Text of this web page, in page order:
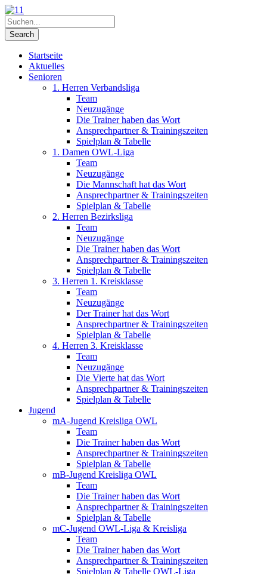
Startseite
Aktuelles
Senioren
1. Herren Verbandsliga
Team
Neuzugänge
Die Trainer haben das Wort
Ansprechpartner & Trainingszeiten
Spielplan & Tabelle
1. Damen OWL-Liga
Team
Neuzugänge
Die Mannschaft hat das Wort
Ansprechpartner & Trainingszeiten
Spielplan & Tabelle
2. Herren Bezirksliga
Team
Neuzugänge
Die Trainer haben das Wort
Ansprechpartner & Trainingszeiten
Spielplan & Tabelle
3. Herren 1. Kreisklasse
Team
Neuzugänge
Der Trainer hat das Wort
Ansprechpartner & Trainingszeiten
Spielplan & Tabelle
4. Herren 3. Kreisklasse
Team
Neuzugänge
Die Vierte hat das Wort
Ansprechpartner & Trainingszeiten
Spielplan & Tabelle
Jugend
mA-Jugend Kreisliga OWL
Team
Die Trainer haben das Wort
Ansprechpartner & Trainingszeiten
Spielplan & Tabelle
mB-Jugend Kreisliga OWL
Team
Die Trainer haben das Wort
Ansprechpartner & Trainingszeiten
Spielplan & Tabelle
mC-Jugend OWL-Liga & Kreisliga
Team
Die Trainer haben das Wort
Ansprechpartner & Trainingszeiten
Spielplan & Tabelle OWL-Liga